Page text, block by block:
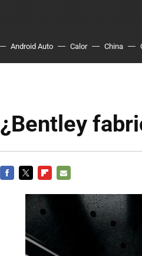
Android Auto Calor China
¿Bentley